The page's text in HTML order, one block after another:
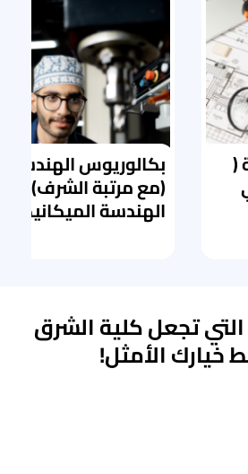
( بكالوريوس الهندسة
(مع مرتبة الشرف) في
الهندسة الميكانيكية
تجعل كلية الشرق
خيارك الأمثل!